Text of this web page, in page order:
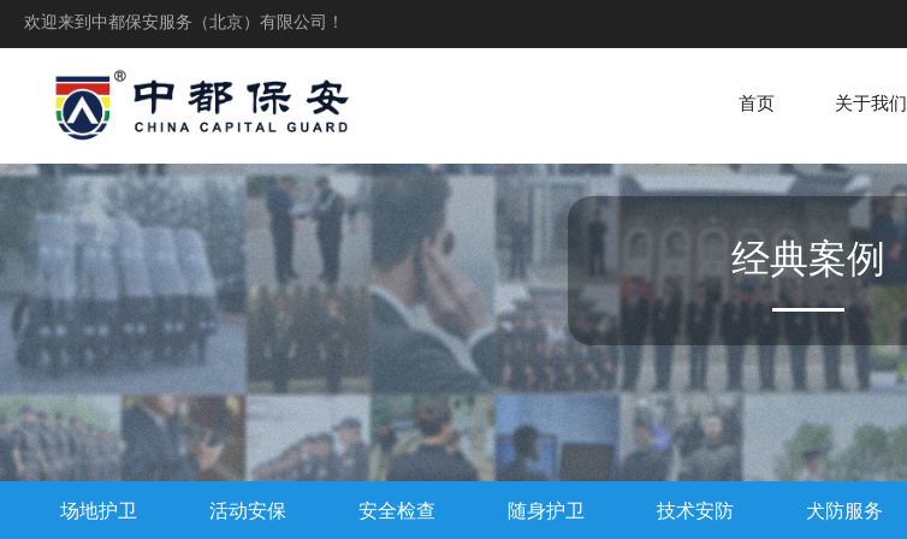
欢迎来到中都保安服务（北京）有限公司！
首页 关于我们
企业文化
企业资质
所获荣誉
经典案例
场地护卫 活动安保 安全检查 随身护卫 技术安防 犬防服务